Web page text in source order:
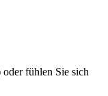
fühlen Sie sich